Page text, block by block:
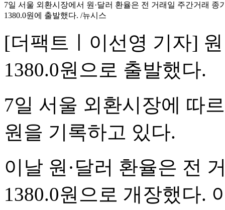
7일 서울 외환시장에서 원·달러 환율은 전 거래일 주간거래 종
1380.0원에 출발했다. /뉴시스
[더팩트ㅣ이선영 기자]
1380.0원으로 출발했다.
7일 서울 외환시장에 따
원을 기록하고 있다.
이날 원·달러 환율은 전
1380.0원으로 개장했다.